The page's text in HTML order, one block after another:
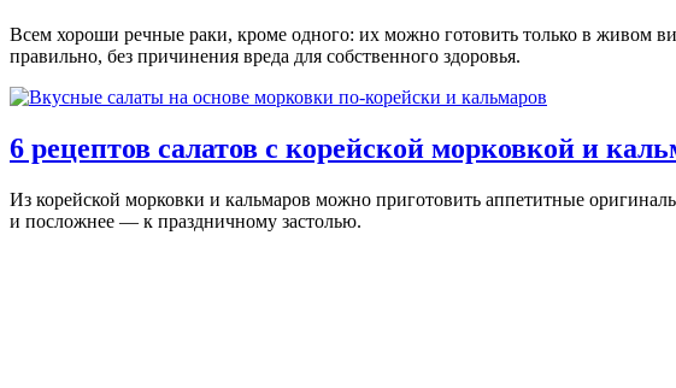
Всем хороши речные раки, кроме одного: их можно готовить только в живом
правильно, без причинения вреда для собственного здоровья.
6 рецептов салатов с корейской морковкой и
Из корейской морковки и кальмаров можно приготовить аппетитные
и посложнее — к праздничному застолью.